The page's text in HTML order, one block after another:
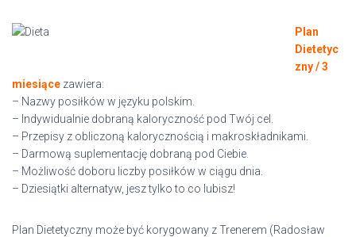
Plan
Dietetyc
zny / 3
miesiące zawiera:
– Nazwy posiłków w języku polskim.
– Indywidualnie dobraną kaloryczność pod Twój cel.
– Przepisy z obliczoną kalorycznością i makroskładnikami.
– Darmową suplementację dobraną pod Ciebie.
– Możliwość doboru liczby posiłków w ciągu dnia.
– Dziesiątki alternatyw, jesz tylko to co lubisz!
Plan Dietetyczny może być korygowany z Trenerem (Radosław